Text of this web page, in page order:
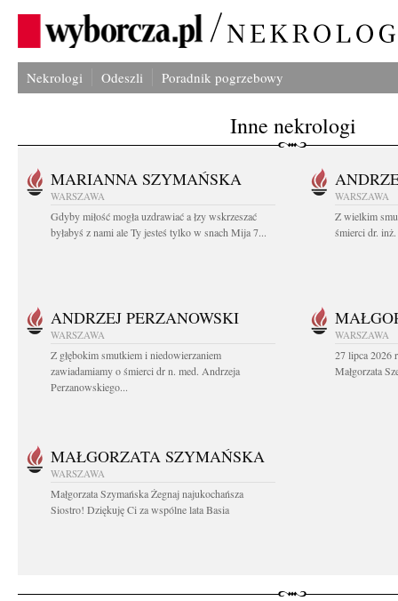
Nekrologi Odeszli Poradnik pogrzebowy
Inne nekrologi
MARIANNA SZYMAŃSKA
WARSZAWA
Gdyby miłość mogła uzdrawiać a łzy wskrzeszać
byłabyś z nami ale Ty jesteś tylko w snach Mija 7...
WARSZAWA
Z wielkim
śmierci dr.
ANDRZEJ PERZANOWSKI
WARSZAWA
Z głębokim smutkiem i niedowierzaniem
zawiadamiamy o śmierci dr n. med. Andrzeja
Perzanowskiego...
WARSZAWA
27 lipca 2026
Małgorzata
MAŁGORZATA SZYMAŃSKA
WARSZAWA
Małgorzata Szymańska Żegnaj najukochańsza
Siostro! Dziękuję Ci za wspólne lata Basia